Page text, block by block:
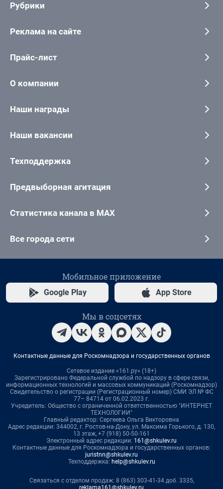
Рубрики
Реклама на сайте
Прайс-лист
О компании
Наши награды
Наши вакансии
Техподдержка
Предвыборная агитация
Статистика канала в MAX
Все города сети
Мобильное приложение
Google Play App Store
Мы в соцсетях
Контактные данные для Роскомнадзора и государственных органов
Сетевое издание «161.ру» (18+)
Зарегистрировано Федеральной службой по надзору в сфере связи,
информационных технологий и массовых коммуникаций (Роскомнадзор)
Свидетельство о регистрации (Регистрационный номер) СМИ ЭЛ № ФС
77– 84714 от 06.02.2023 г.
Учредитель: Общество с ограниченной ответственностью "ИНТЕРНЕТ
ТЕХНОЛОГИИ"
Главный редактор: Сергеева Ольга Викторовна
Адрес редакции: 344002, г. Ростов-на-Дону, ул. Максима Горького, д. 130,
13 этаж, +7 (918) 50-50-161
Электронный адрес редакции: 161@shkulev.ru
Контактные данные для Роскомнадзора и государственных органов:
juristnn@shkulev.ru
Техподдержка: help@shkulev.ru
Связаться с отделом продаж: 8 (863) 303-41-34 доб. 3335,
reklama161@shkulev.ru